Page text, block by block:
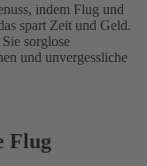
indem Flug und
spart Zeit und Geld.
sorglose
und unvergessliche
Flug